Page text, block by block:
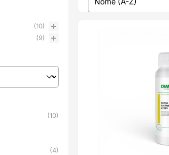
PRÉ-RESERVA
(10)
(9)
(10)
(4)